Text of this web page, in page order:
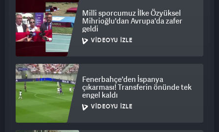
Milli sporcumuz İlke Özyüksel
Mihrioğlu'dan Avrupa'da zafer
geldi
VIDEOYU İZLE
Fenerbahçe'den İspanya
çıkarması! Transferin önünde tek
engel kaldı
VIDEOYU İZLE